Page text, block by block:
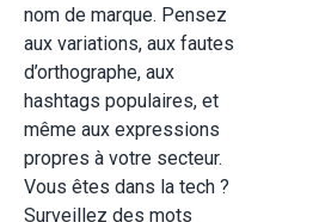
nom de marque. Pensez
aux variations, aux fautes
d’orthographe, aux
hashtags populaires, et
même aux expressions
propres à votre secteur.
Vous êtes dans la tech ?
Surveillez des mots